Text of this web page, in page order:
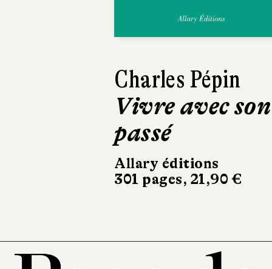
Charles Pépin
Vivre avec son
passé
Allary éditions
301 pages, 21,90 €